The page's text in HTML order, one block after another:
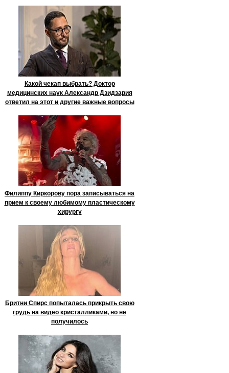
Какой чекап выбрать? Доктор
медицинских наук Александр Дзидзария
ответил на этот и другие важные вопросы
Филиппу Киркорову пора записываться на
прием к своему любимому пластическому
хирургу
Бритни Спирс попыталась прикрыть свою
грудь на видео кристалликами, но не
получилось